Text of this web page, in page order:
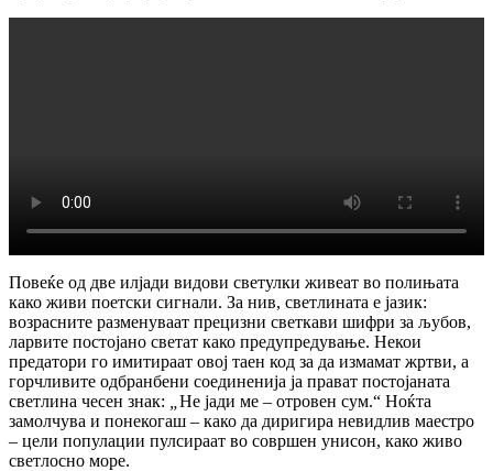
Повеќе од две илјади видови светулки живеат во полињата
како живи поетски сигнали. За нив, светлината е јазик:
возрасните разменуваат прецизни светкави шифри за љубов,
ларвите постојано светат како предупредување. Некои
предатори го имитираат овој таен код за да измамат жртви, а
горчливите одбранбени соединенија ја прават постојаната
светлина чесен знак:
Не јади ме – отровен сум.“ Ноќта
замолчува и понекогаш – како да диригира невидлив маестро
– цели популации пулсираат во совршен унисон, како живо
светлосно море.